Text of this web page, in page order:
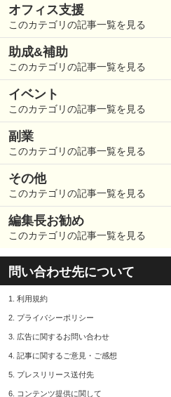
オフィス支援
このカテゴリの記事一覧を見る
助成&補助
このカテゴリの記事一覧を見る
イベント
このカテゴリの記事一覧を見る
副業
このカテゴリの記事一覧を見る
その他
このカテゴリの記事一覧を見る
編集長お勧め
このカテゴリの記事一覧を見る
問い合わせ先について
1. 利用規約
2. プライバシーポリシー
3. 広告に関するお問い合わせ
4. 記事に関するご意見・ご感想
5. プレスリリース送付先
6. コンテンツ提供に関して